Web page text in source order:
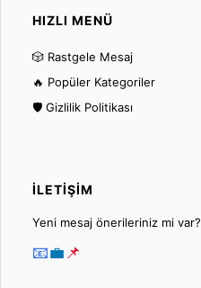
HIZLI MENÜ
🎲 Rastgele Mesaj
🔥 Popüler Kategoriler
🛡️ Gizlilik Politikası
İLETIŞIM
Yeni mesaj önerileriniz mi var?
📧💼📌